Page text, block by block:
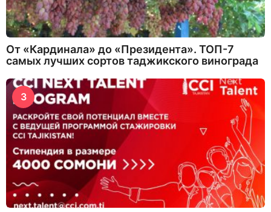
От «Кардинала» до «Президента». ТОП-7
самых лучших сортов таджикского винограда
3